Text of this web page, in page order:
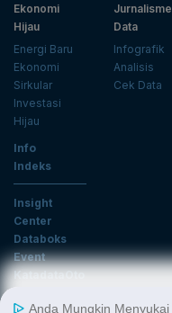
Ekonomi
Hijau
Energi Baru
Ekonomi
Sirkular
Investasi
Hijau
Jurnalisme
Data
Infografik
Analisis
Cek Data
Info
Indeks
Insight
Center
Databoks
Event
KatadataOto